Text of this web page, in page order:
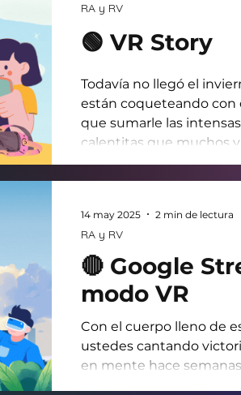
🟢 VR Story
Todavía no llegó el
están coqueteando con
que sumarle las
calentitas que muchos
preparar. Guiso,
otros también les agarra
parte, corren a
sumergirse en un
seguir eh… Escritores,
RA y RV
🔴 Google
modo VR
Con el cuerpo lleno de
ustedes cantando
en mente hace
RA y RV
14 may 2025 2 min de lectura